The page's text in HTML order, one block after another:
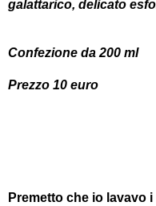
galattarico, delicato
Confezione da 200 ml
Prezzo 10 euro
Premetto che io lavavo